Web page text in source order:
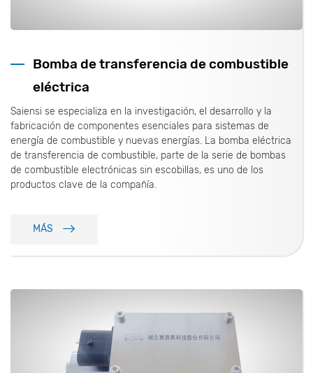
Bomba de transferencia de combustible
eléctrica
Saiensi se especializa en la investigación, el desarrollo y la
fabricación de componentes esenciales para sistemas de
energía de combustible y nuevas energías. La bomba eléctrica
de transferencia de combustible, parte de la serie de bombas
de combustible electrónicas sin escobillas, es uno de los
productos clave de la compañía.
MÁS